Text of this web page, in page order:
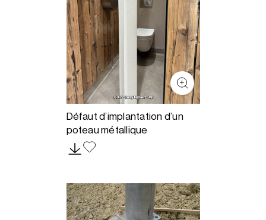
Défaut d’implantation d’un
poteau métallique